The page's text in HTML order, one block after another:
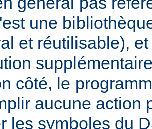
une
et réutilisable),
côté, le
aucune action
les symboles du